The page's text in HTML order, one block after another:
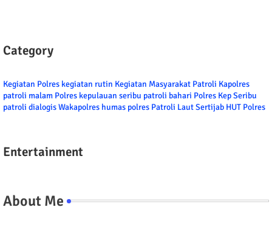
Category
Kegiatan Polres kegiatan rutin Kegiatan Masyarakat Patroli Kapolres
patroli malam Polres kepulauan seribu patroli bahari Polres Kep Seribu
patroli dialogisWakapolres humas polres Patroli LautSertijab HUT Polres
Entertainment
About Me